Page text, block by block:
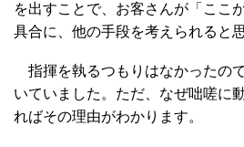
を出すことで、お客さんが「ここ
具合に、他の手段を考えられると
指揮を執るつもりはなかったの
いていました。ただ、なぜ咄嗟に
ればその理由がわかります。